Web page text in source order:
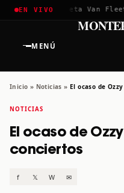
EN VIVO
2026 ✱Greta Van Fleet
MENÚ
Inicio » Noticias » El ocaso de
NOTICIAS
El ocaso de
conciertos
f 𝕏 W ✉